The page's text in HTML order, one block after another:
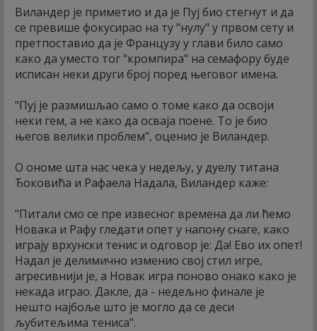
Виландер је приметио и да је Пуј био стегнут и да
се превише фокусирао на ту "нулу" у првом сету и
претпоставио да је Французу у глави било само
како да уместо тог "кромпира" на семафору буде
исписан неки други број поред његовог имена.
"Пуј је размишљао само о томе како да освоји
неки гем, а не како да осваја поене. То је био
његов велики проблем", оценио је Виландер.
О ономе шта нас чека у недељу, у дуелу титана
Ђоковића и Рафаела Надала, Виландер каже:
"Питали смо се пре извесног времена да ли ћемо
Новака и Рафу гледати опет у напону снаге, како
играју врхунски тенис и одговор је: Да! Ево их опет!
Надал је делимично изменио свој стил игре,
агресивнији је, а Новак игра поново онако како је
некада играо. Дакле, да - недељно финале је
нешто најбоље што је могло да се деси
љубитељима тениса".